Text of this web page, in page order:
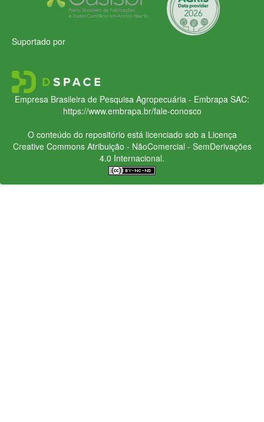
Suportado por
Empresa Brasileira de Pesquisa Agropecuária - Embrapa SAC:
https://www.embrapa.br/fale-conosco
O conteúdo do repositório está licenciado sob a Licença
Creative CommonsAtribuição - NãoComercial - SemDerivações
4.0 Internacional.